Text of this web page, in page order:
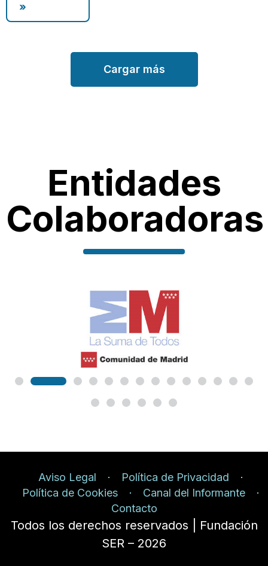
»
Cargar más
Entidades
Colaboradoras
Aviso Legal
Política de Privacidad
Política de Cookies
Canal del Informante
Contacto
Todos los derechos reservados | Fundación
SER – 2026